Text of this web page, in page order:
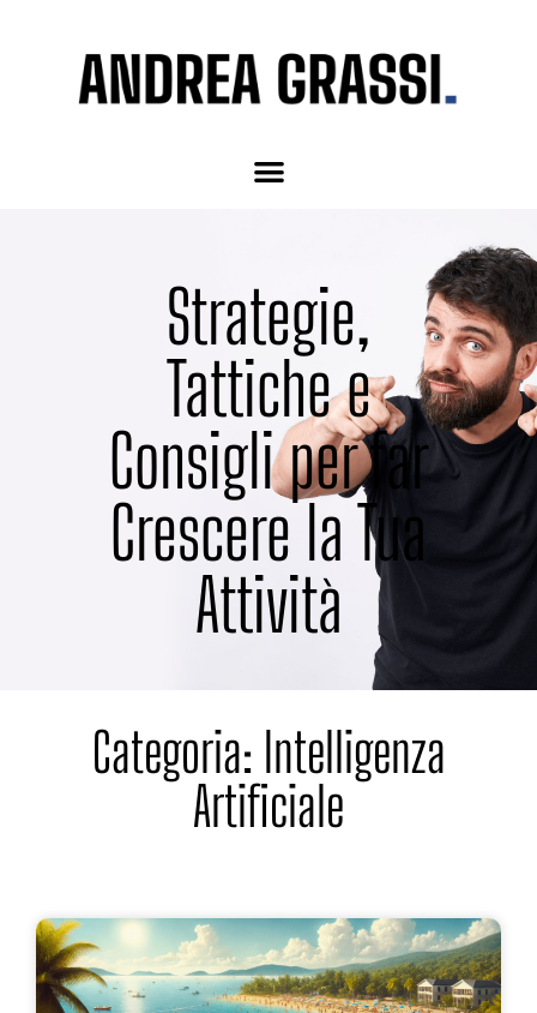
Strategie,
Tattiche e
Consigli per far
Crescere la Tua
Attività
Categoria: Intelligenza
Artificiale